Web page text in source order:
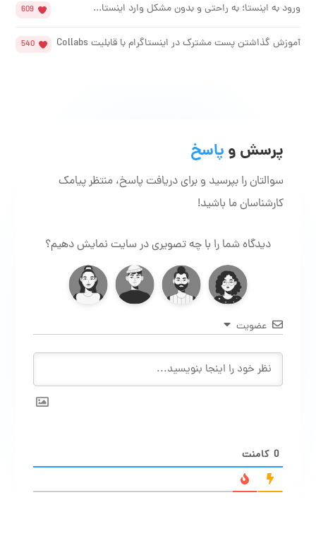
ورود به اینستا؛ به راحتی و بدون مشکل وارد اینستا... 609
آموزش گذاشتن پست مشترک در اینستاگرام با قابلیت Collabs 540
پرسش و پاسخ
سوالتان را بپرسید و برای دریافت پاسخ، منتظر پیامک
کارشناسان ما باشید!
دیدگاه شما را با چه تصویری در سایت نمایش دهیم؟
عضویت
0 کامنت